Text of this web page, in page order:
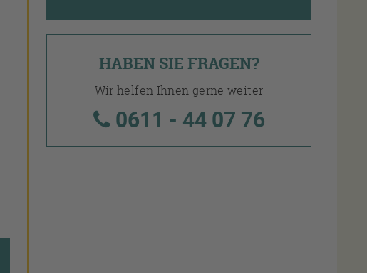
HABEN SIE FRAGEN?
Wir helfen Ihnen gerne weiter
0611 - 44 07 76